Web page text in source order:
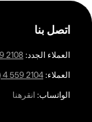
اتصل بنا
العملاء الجدد: 2108
العملاء: 4 559 2104
الواتساب: انقرهنا